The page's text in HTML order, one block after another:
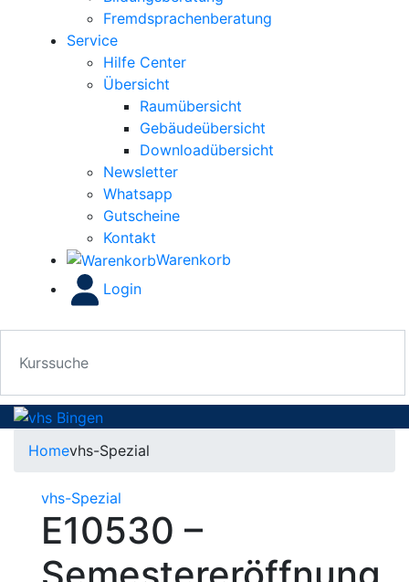
Fremdsprachenberatung
Service
Hilfe Center
Übersicht
Raumübersicht
Gebäudeübersicht
Downloadübersicht
Newsletter
Whatsapp
Gutscheine
Kontakt
Warenkorb
Login
Homevhs-Spezial
vhs-Spezial
E10530 –